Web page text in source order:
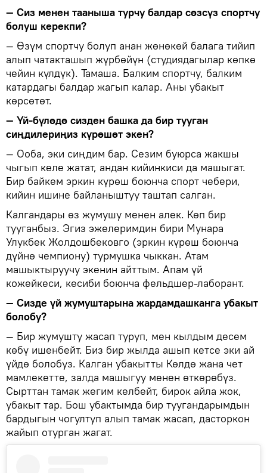
— Сиз менен тааныша турчу балдар сөзсүз спортчу
болуш керекпи?
— Өзүм спортчу болуп анан жөнөкөй балага тийип
алып чатакташып жүрбөйүн (студиядагылар көпкө
чейин күлдүк). Тамаша. Балким спортчу, балким
катардагы балдар жагып калар. Аны убакыт
көрсөтөт.
— Үй-бүлөдө сизден башка да бир тууган
сиңдилериңиз күрөшөт экен?
— Ооба, эки сиңдим бар. Сезим буюрса жакшы
чыгып келе жатат, андан кийинкиси да машыгат.
Бир байкем эркин күрөш боюнча спорт чебери,
кийин ишине байланыштуу таштап салган.
Калгандары өз жумушу менен алек. Көп бир
тууганбыз. Эгиз эжелеримдин бири Мунара
Улукбек Жолдошбековго (эркин күрөш боюнча
дүйнө чемпиону) турмушка чыккан. Атам
машыктыруучу экенин айттым. Апам үй
кожейкеси, кесиби боюнча фельдшер-лаборант.
— Сизде үй жумуштарына жардамдашканга убакыт
болобу?
— Бир жумушту жасап туруп, мен кылдым десем
көбү ишенбейт. Биз бир жылда ашып кетсе эки ай
үйдө болобуз. Калган убакытты Көлдө жана чет
мамлекетте, залда машыгуу менен өткөрөбүз.
Сырттан тамак жегим келбейт, бирок айла жок,
убакыт тар. Бош убактымда бир туугандарымдын
бардыгын чогултуп алып тамак жасап, дасторкон
жайып отурган жагат.